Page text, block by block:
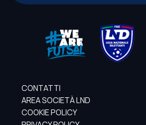
CONTATTI
AREA SOCIETÀ LND
COOKIE POLICY